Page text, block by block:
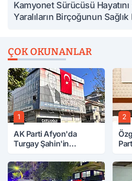
Kamyonet Sürücüsü
Yaralıların Birçoğunun
ÇOK OKUNANLAR
1
AK Parti Afyon'da
Turgay Şahin'in
2